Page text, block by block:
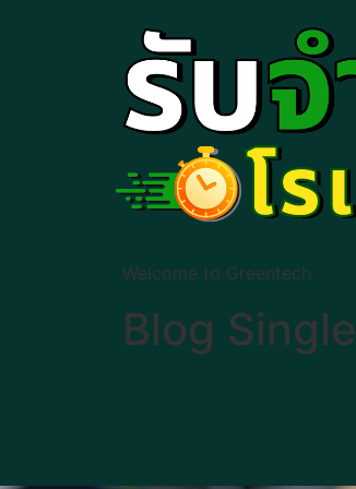
Welcome to Greentech
Blog Single